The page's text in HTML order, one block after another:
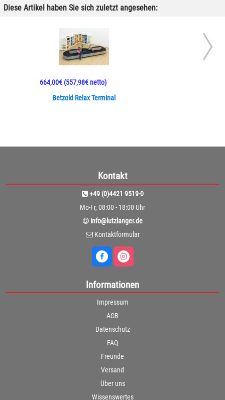
Diese Artikel haben Sie sich zuletzt angesehen:
Betzold Relax Terminal
664,00€(557,98€ netto)
Kontakt
+49 (0)4421 9519-0
Mo-Fr, 08:00 - 18:00 Uhr
info@lutzlanger.de
Kontaktformular
Informationen
Impressum
AGB
Datenschutz
FAQ
Freunde
Versand
Über uns
Wissenswertes